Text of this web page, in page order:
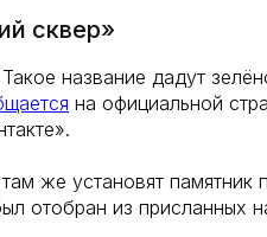
сквер»
название дадут
на официальной
же установят памятник
отобран из присланных